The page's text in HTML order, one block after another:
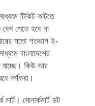
টিকিট কাটতে
বেগ পেতে হবে না
মতো শতভাগ ই-
বাংলাদেশের
যাচ্ছে। কিউ আর
দর্শকরা।
মার্ট। মোনার্কমার্ট ডট